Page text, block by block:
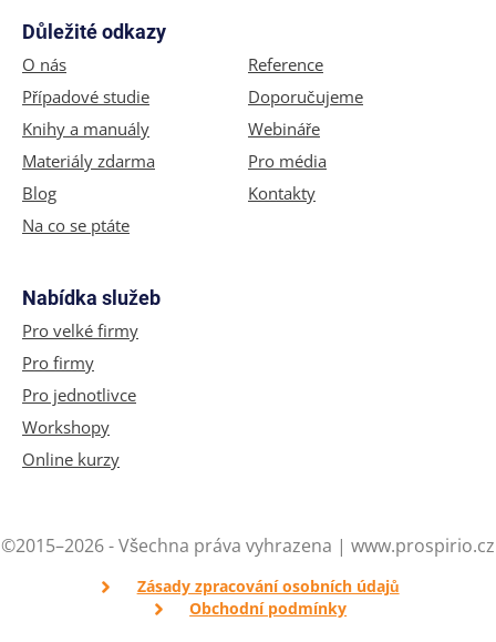
Důležité odkazy
O nás
Případové studie
Knihy a manuály
Materiály zdarma
Blog
Na co se ptáte
Reference
Doporučujeme
Webináře
Pro média
Kontakty
Nabídka služeb
Pro velké firmy
Pro firmy
Pro jednotlivce
Workshopy
Online kurzy
©2015–2026 - Všechna práva vyhrazena | www.prospirio.cz
Zásady zpracování osobních údajů
Obchodní podmínky